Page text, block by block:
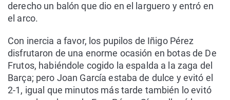
derecho un balón que dio en el larguero y entró en
el arco.
Con inercia a favor, los pupilos de Iñigo Pérez
disfrutaron de una enorme ocasión en botas de De
Frutos, habiéndole cogido la espalda a la zaga del
Barça; pero Joan García estaba de dulce y evitó el
2-1, igual que minutos más tarde también lo evitó